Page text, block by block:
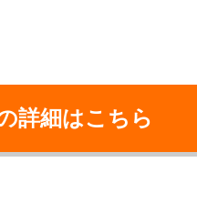
詳細はこちら